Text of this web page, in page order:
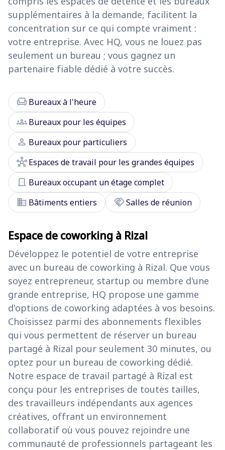
supplémentaires à la demande, facilitent la
concentration sur ce qui compte vraiment :
votre entreprise. Avec HQ, vous ne louez pas
seulement un bureau ; vous gagnez un
partenaire fiable dédié à votre succès.
chair Bureaux à l'heure
groupsBureaux pour les équipes
person Bureaux pour particuliers
hubEspaces de travail pour les grandes équipes
door_front Bureaux occupant un étage complet
domain Bâtiments entiers handshakeSalles de réunion
Espace de coworking à Rizal
Développez le potentiel de votre entreprise
avec un bureau de coworking à Rizal. Que vous
soyez entrepreneur, startup ou membre d'une
grande entreprise, HQ propose une gamme
d'options de coworking adaptées à vos besoins.
Choisissez parmi des abonnements flexibles
qui vous permettent de réserver un bureau
partagé à Rizal pour seulement 30 minutes, ou
optez pour un bureau de coworking dédié.
Notre espace de travail partagé à Rizal est
conçu pour les entreprises de toutes tailles,
des travailleurs indépendants aux agences
créatives, offrant un environnement
collaboratif où vous pouvez rejoindre une
communauté de professionnels partageant les